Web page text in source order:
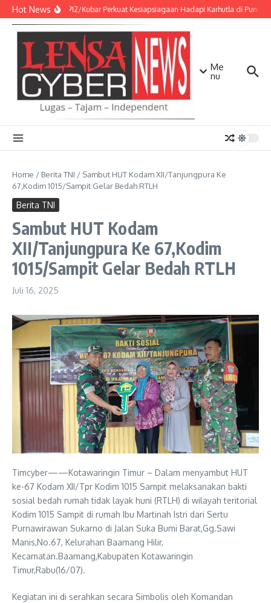
Lewati ke konten
Hot NewsKodim 0912/Kubar Perkuat Kesiapsiagaan Hadapi Karhutla di Puncak
Me
nu
Home / Berita TNI / Sambut HUT Kodam XII/Tanjungpura Ke
67,Kodim 1015/Sampit Gelar Bedah RTLH
Berita TNI
Sambut HUT Kodam
XII/Tanjungpura Ke 67,Kodim
1015/Sampit Gelar Bedah RTLH
Juli 16, 2025
Timcyber——Kotawaringin Timur – Dalam menyambut HUT
ke-67 Kodam XII/Tpr Kodim 1015 Sampit melaksanakan bakti
sosial bedah rumah tidak layak huni (RTLH) di wilayah teritorial
Kodim 1015 Sampit di rumah Ibu Martinah Istri dari Sertu
Purnawirawan Sukarno di Jalan Suka Bumi Barat,Gg.Sawi
Manis,No.67, Kelurahan Baamang Hilir,
Kecamatan.Baamang,Kabupaten Kotawaringin
Timur,Rabu(16/07).
Kegiatan ini di serahkan secara Simbolis oleh Komandan